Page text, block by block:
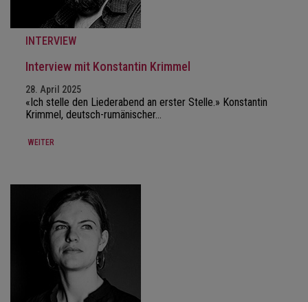
INTERVIEW
Interview mit Konstantin Krimmel
28. April 2025
«Ich stelle den Liederabend an erster Stelle.» Konstantin
Krimmel, deutsch-rumänischer…
WEITER